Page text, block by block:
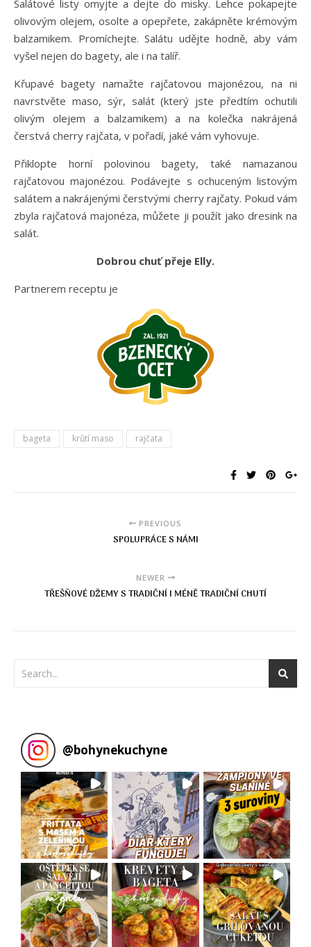
Salátové listy omyjte a dejte do misky. Lehce pokapejte
olivovým olejem, osolte a opepřete, zakápněte krémovým
balzamikem. Promíchejte. Salátu udějte hodně, aby vám
vyšel nejen do bagety, ale i na talíř.
Křupavé bagety namažte rajčatovou majonézou, na ni
navrstvěte maso, sýr, salát (který jste předtím ochutili
olivým olejem a balzamikem) a na kolečka nakrájená
čerstvá cherry rajčata, v pořadí, jaké vám vyhovuje.
Přiklopte horní polovinou bagety, také namazanou
rajčatovou majonézou. Podávejte s ochuceným listovým
salátem a nakrájenými čerstvými cherry rajčaty. Pokud vám
zbyla rajčatová majonéza, můžete ji použít jako dresink na
salát.
Dobrou chuť přeje Elly.
Partnerem receptu je
bageta krůtí maso rajčata
PREVIOUS
SPOLUPRÁCE S NÁMI
NEWER
TŘEŠŇOVÉ DŽEMY S TRADIČNÍ I MÉNĚ TRADIČNÍ CHUTÍ
@bohynekuchyne